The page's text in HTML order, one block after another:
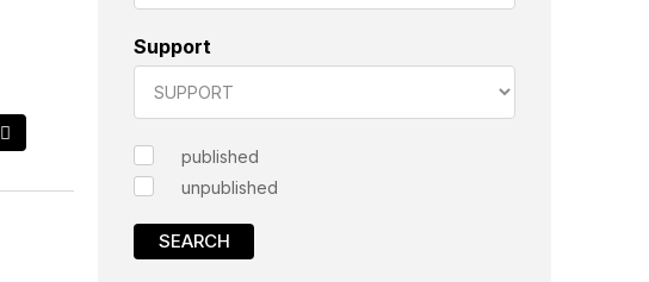
Support
published
unpublished
SEARCH